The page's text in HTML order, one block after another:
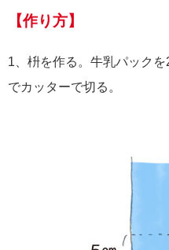
【作り方】
1、枡を作る。牛乳パック
でカッターで切る。